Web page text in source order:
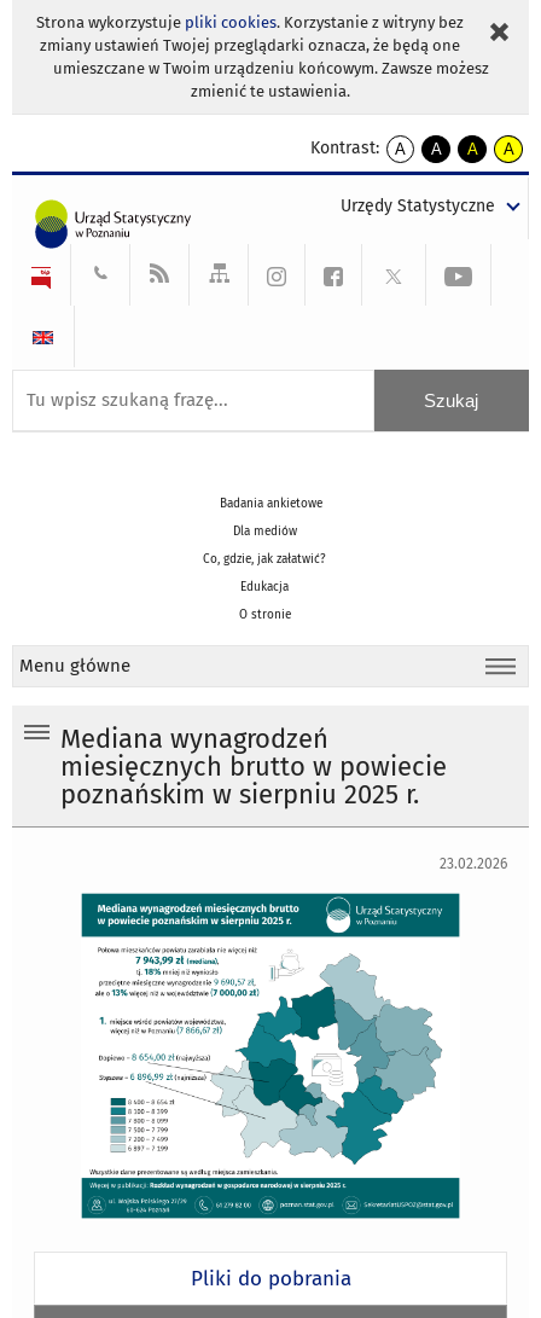
Strona wykorzystuje pliki cookies. Korzystanie z witryny bez
zmiany ustawień Twojej przeglądarki oznacza, że będą one
umieszczane w Twoim urządzeniu końcowym. Zawsze możesz
zmienić te ustawienia.
Kontrast:
A
kontrast
A
kontrast
tekst
czarnym
A
kontrast
tekst
czarnym
A
tekst
żółtym
Urzędy Statystyczne
Badania ankietowe
Dla mediów
Co, gdzie, jak załatwić?
Edukacja
O stronie
Menu główne
Mediana wynagrodzeń
miesięcznych brutto w powiecie
poznańskim w sierpniu 2025 r.
23.02.2026
Pliki do pobrania